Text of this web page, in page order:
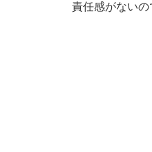
責任感がないの